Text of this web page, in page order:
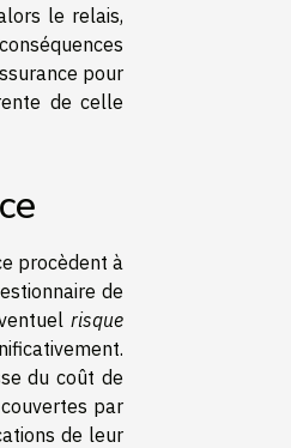
le relais,
pour
de celle
procèdent à
de
risque
du coût de
par
de leur